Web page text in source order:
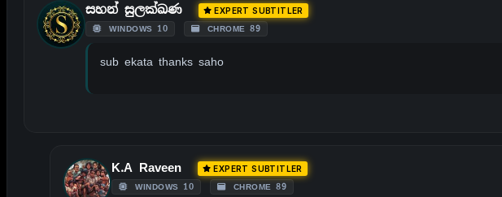
සහන් සුලක්ඛණ EXPERT SUBTITLER
WINDOWS 10 CHROME 89
sub ekata thanks saho
K.A Raveen EXPERT SUBTITLER
WINDOWS 10 CHROME 89